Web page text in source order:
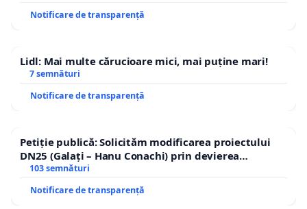
Notificare de transparență
Lidl: Mai multe cărucioare mici, mai puține mari!
7 semnături
Notificare de transparență
Petiție publică: Solicităm modificarea proiectului
DN25 (Galați – Hanu Conachi) prin devierea
traseului în afara localităților!
103 semnături
Notificare de transparență